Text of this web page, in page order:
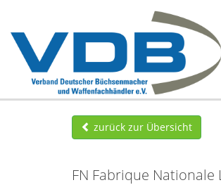
zurück zur Übersicht
FN Fabrique Nationale